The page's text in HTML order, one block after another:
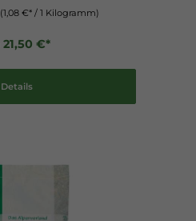
(1,08 €* / 1 Kilogramm)
21,50 €*
Details